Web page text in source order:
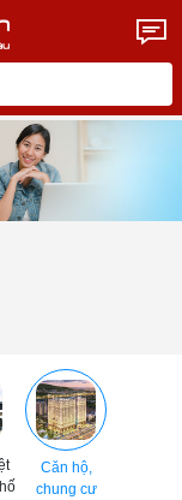
Căn hộ,
chung cư